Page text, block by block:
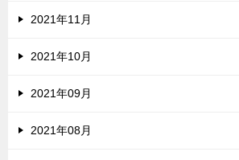
2021年11月
2021年10月
2021年09月
2021年08月